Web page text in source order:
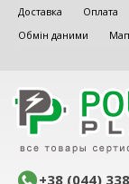
Доставка Оплата
Обмін даними
+38 (044)